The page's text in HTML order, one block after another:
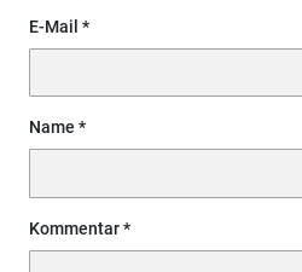
E-Mail
Name
Kommentar